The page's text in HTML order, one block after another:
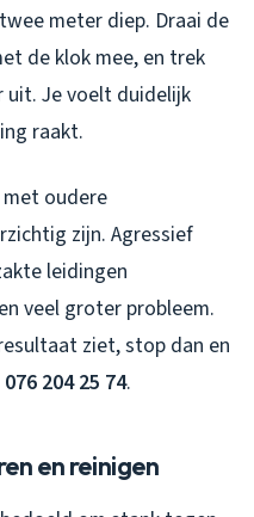
meter diep. Draai de
de klok mee, en trek
uit. Je voelt duidelijk
raakt.
oudere
zijn. Agressief
leidingen
veel groter probleem.
ziet, stop dan en
204 25 74.
en reinigen